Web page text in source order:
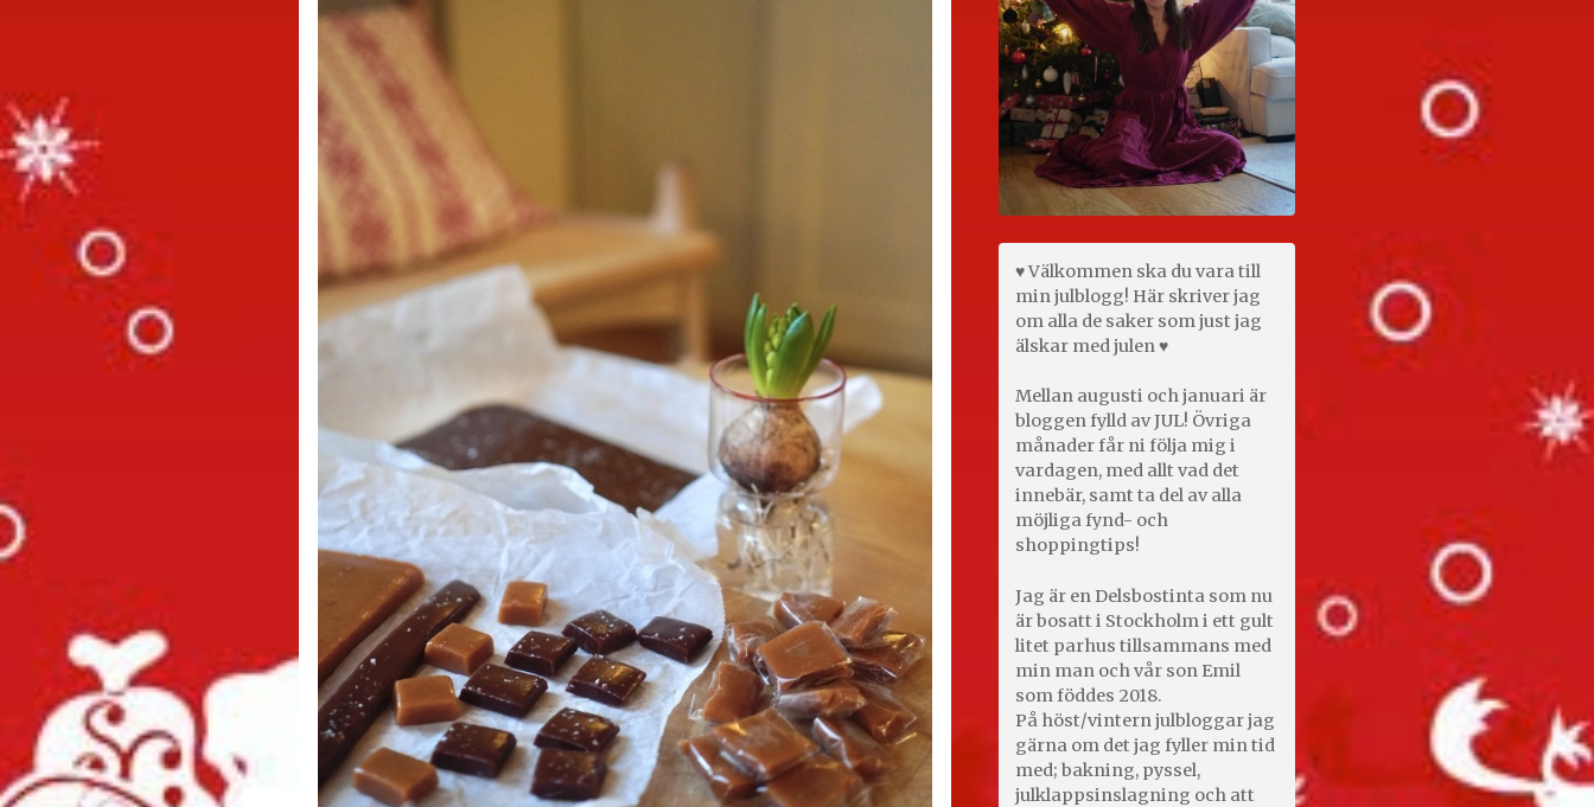
♥ Välkommen ska du vara till
min julblogg! Här skriver jag
om alla de saker som just jag
älskar med julen ♥
Mellan augusti och januari är
bloggen fylld av JUL! Övriga
månader får ni följa mig i
vardagen, med allt vad det
innebär, samt ta del av alla
möjliga fynd- och
shoppingtips!
Jag är en Delsbostinta som nu
är bosatt i Stockholm i ett gult
litet parhus tillsammans med
min man och vår son Emil
som föddes 2018.
På höst/vintern julbloggar jag
gärna om det jag fyller min tid
med; bakning, pyssel,
julklappsinslagning och att